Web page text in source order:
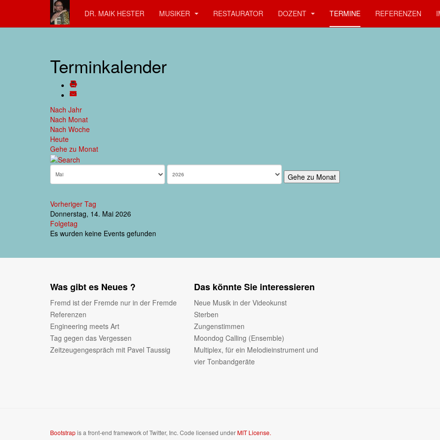
DR. MAIK HESTER MUSIKER RESTAURATOR DOZENT TERMINE REFERENZEN
Terminkalender
Nach Jahr
Nach Monat
Nach Woche
Heute
Gehe zu Monat
Gehe zu Monat
Vorheriger Tag
Donnerstag, 14. Mai 2026
Folgetag
Es wurden keine Events gefunden
Was gibt es Neues ?
Fremd ist der Fremde nur in der Fremde
Referenzen
Engineering meets Art
Tag gegen das Vergessen
Zeitzeugengespräch mit Pavel Taussig
Das könnte Sie interessieren
Neue Musik in der Videokunst
Sterben
Zungenstimmen
Moondog Calling (Ensemble)
Multiplex, für ein Melodieinstrument und
vier Tonbandgeräte
Bootstrapis a front-end framework of Twitter, Inc. Code licensed underMIT License.